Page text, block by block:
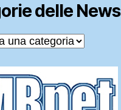
delle News